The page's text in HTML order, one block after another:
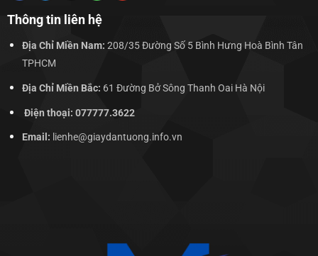
Thông tin liên hệ
Địa Chỉ Miền Nam: 208/35 Đường Số 5 Bình Hưng Hoà Bình Tân
TPHCM
Địa Chỉ Miền Bắc: 61 Đường Bở Sông Thanh Oai Hà Nội
Điện thoại: 077777.3622
Email: lienhe@giaydantuong.info.vn